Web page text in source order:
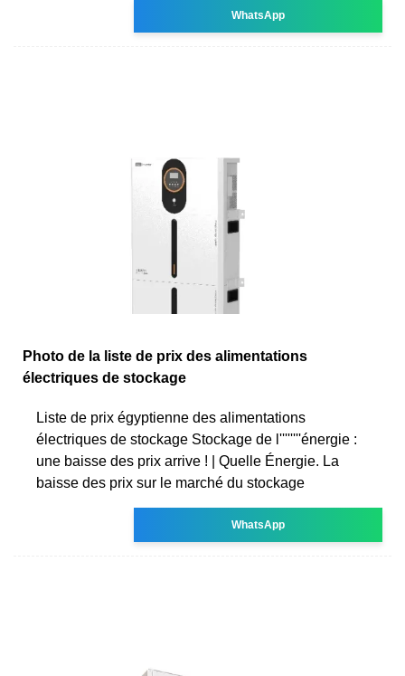
WhatsApp
Photo de la liste de prix des alimentations
électriques de stockage
Liste de prix égyptienne des alimentations
électriques de stockage Stockage de l''''''''énergie :
une baisse des prix arrive ! | Quelle Énergie. La
baisse des prix sur le marché du stockage
WhatsApp